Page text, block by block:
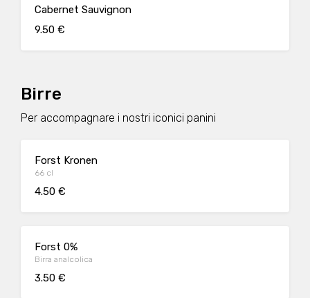
Cabernet Sauvignon
9.50 €
Birre
Per accompagnare i nostri iconici panini
Forst Kronen
66 cl
4.50 €
Forst 0%
Birra analcolica
3.50 €